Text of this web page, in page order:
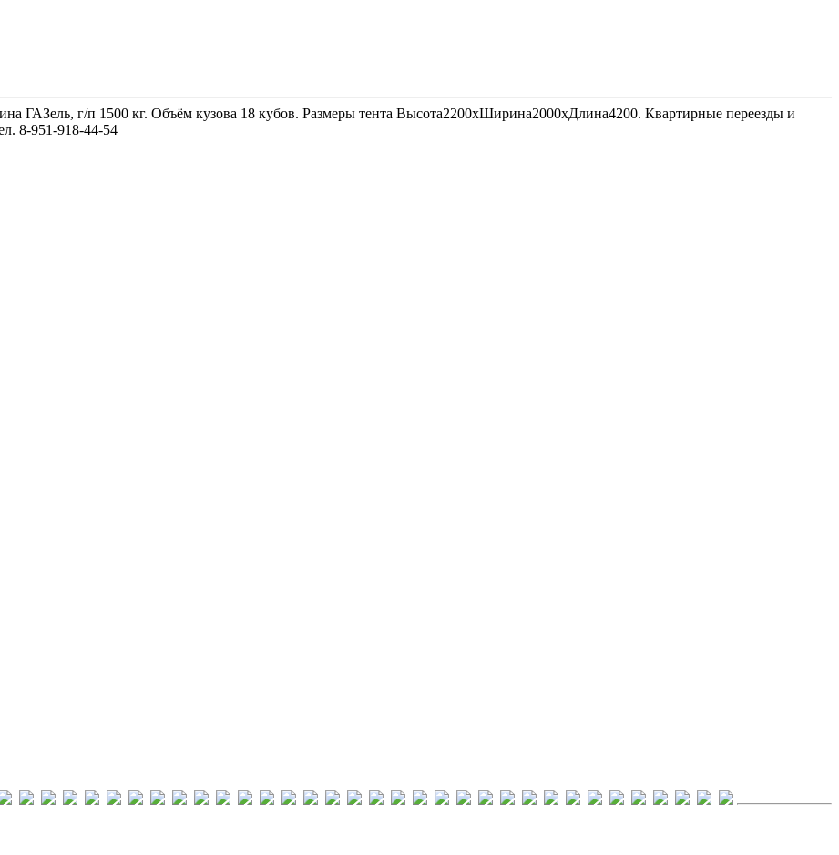
ГАЗель, г/п 1500 кг. Объём кузова 18 кубов. Размеры тента Высота2200хШирина2000хДлина4200. Квартирные переезды и
8-951-918-44-54